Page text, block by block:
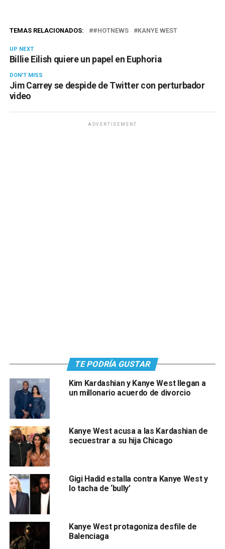
TEMAS RELACIONADOS: #HOTNEWS KANYE WEST
UP NEXT
Billie Eilish quiere un papel en Euphoria
DON'T MISS
Jim Carrey se despide de Twitter con perturbador
video
ADVERTISEMENT
TE PODRÍA GUSTAR
Kim Kardashian y Kanye West llegan a
un millonario acuerdo de divorcio
Kanye West acusa a las Kardashian de
secuestrar a su hija Chicago
Gigi Hadid estalla contra Kanye West y
lo tacha de ‘bully’
Kanye West protagoniza desfile de
Balenciaga